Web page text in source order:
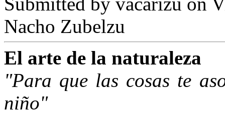
Nacho Zubelzu
El arte de la naturaleza
"Para que las cosas te
niño"